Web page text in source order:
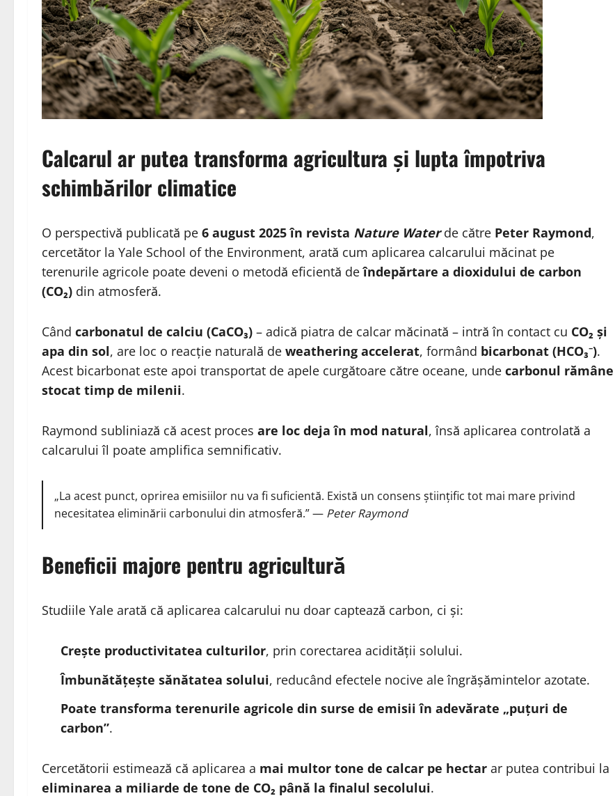
Calcarul ar putea transforma agricultura și lupta împotriva
schimbărilor climatice
O perspectivă publicată pe 6 august 2025 în revista Nature Waterde către Peter Raymond,
cercetător la Yale School of the Environment, arată cum aplicarea calcarului măcinat pe
terenurile agricole poate deveni o metodă eficientă deîndepărtare a dioxidului de carbon
(CO₂) din atmosferă.
Când carbonatul de calciu (CaCO₃) – adică piatra de calcar măcinată – intră în contact cu CO₂ și
apa din sol, are loc o reacție naturală de weathering accelerat, formând bicarbonat (HCO₃⁻).
Acest bicarbonat este apoi transportat de apele curgătoare către oceane, unde carbonul rămâne
stocat timp de milenii.
Raymond subliniază că acest proces are loc deja în mod natural, însă aplicarea controlată a
calcarului îl poate amplifica semnificativ.
„La acest punct, oprirea emisiilor nu va fi suficientă. Există un consens științific tot mai mare privind
necesitatea eliminării carbonului din atmosferă.” — Peter Raymond
Beneficii majore pentru agricultură
Studiile Yale arată că aplicarea calcarului nu doar captează carbon, ci și:
Crește productivitatea culturilor, prin corectarea acidității solului.
Îmbunătățește sănătatea solului, reducând efectele nocive ale îngrășămintelor azotate.
Poate transforma terenurile agricole din surse de emisii în adevărate „puțuri de
carbon”.
Cercetătorii estimează că aplicarea a mai multor tone de calcar pe hectar ar putea contribui la
eliminarea a miliarde de tone de CO₂ până la finalul secolului.